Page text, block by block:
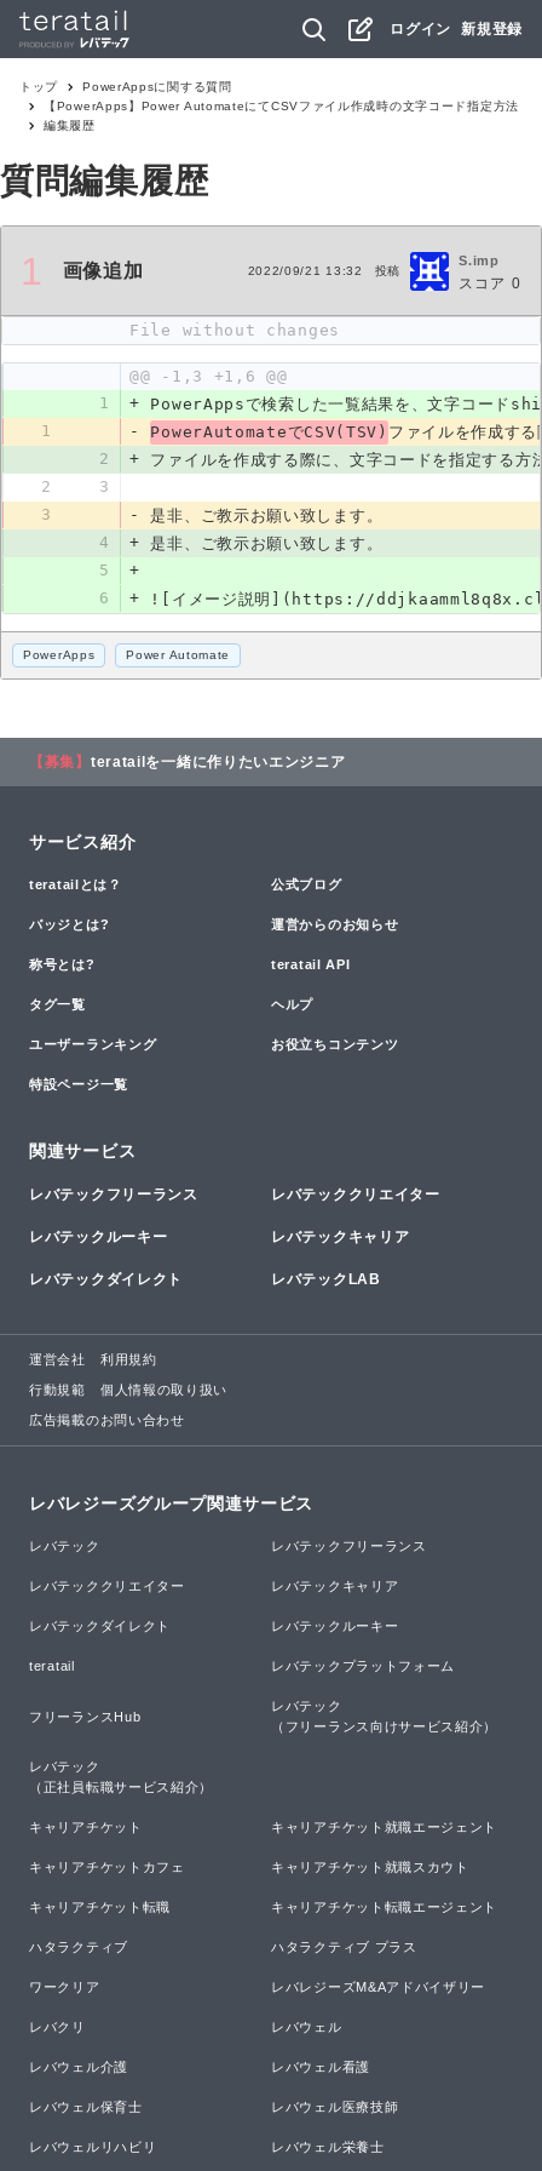
ログイン 新規登録
トップ PowerAppsに関する質問
【PowerApps】Power AutomateにてCSVファイル作成時の文字コード指定方法
編集履歴
質問編集履歴
1 画像追加 2022/09/21 13:32 投稿
S.imp
スコア 0
File without changes
@@ -1,3 +1,6 @@
1
+
PowerAppsで検索した一覧結果を、文字コード
1
- PowerAutomateでCSV(TSV) ファイルを作成す
2
+
ファイルを作成する際に、文字コードを指定する方
2
3
3
-
是非、ご教示お願い致します。
4
+
是非、ご教示お願い致します。
5
+
6
+ ![イメージ説明](https://
PowerApps Power Automate
【募集】 teratailを一緒に作りたいエンジニア
サービス紹介
teratailとは？ 公式ブログ
バッジとは? 運営からのお知らせ
称号とは? teratail API
タグ一覧 ヘルプ
ユーザーランキング お役立ちコンテンツ
特設ページ一覧
関連サービス
レバテックフリーランス レバテッククリエイター
レバテックルーキー レバテックキャリア
レバテックダイレクト レバテックLAB
運営会社 利用規約
行動規範 個人情報の取り扱い
広告掲載のお問い合わせ
レバレジーズグループ関連サービス
レバテック レバテックフリーランス
レバテッククリエイター レバテックキャリア
レバテックダイレクト レバテックルーキー
teratail レバテックプラットフォーム
フリーランスHub
レバテック
（フリーランス向けサービス紹介）
レバテック
（正社員転職サービス紹介）
キャリアチケット キャリアチケット就職エージェント
キャリアチケットカフェ キャリアチケット就職スカウト
キャリアチケット転職 キャリアチケット転職エージェント
ハタラクティブ ハタラクティブ プラス
ワークリア レバレジーズM&Aアドバイザリー
レバクリ レバウェル
レバウェル介護 レバウェル看護
レバウェル保育士 レバウェル医療技師
レバウェルリハビリ レバウェル栄養士